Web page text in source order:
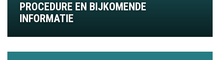
PROCEDURE EN BIJKOMENDE
INFORMATIE